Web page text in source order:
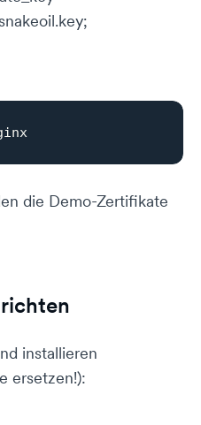
die Demo-Zertifikate
installieren
ersetzen!):